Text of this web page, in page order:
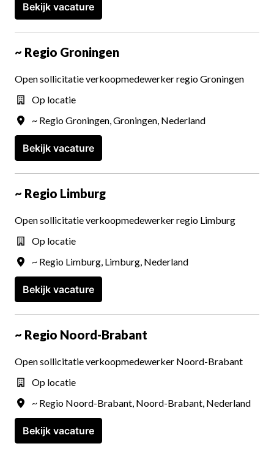
Bekijk vacature
~ Regio Groningen
Open sollicitatie verkoopmedewerker regio Groningen
Op locatie
~ Regio Groningen,Groningen, Nederland
Bekijk vacature
~ Regio Limburg
Open sollicitatie verkoopmedewerker regio Limburg
Op locatie
~ Regio Limburg, Limburg, Nederland
Bekijk vacature
~ Regio Noord-Brabant
Open sollicitatie verkoopmedewerker Noord-Brabant
Op locatie
~ Regio Noord-Brabant, Noord-Brabant, Nederland
Bekijk vacature